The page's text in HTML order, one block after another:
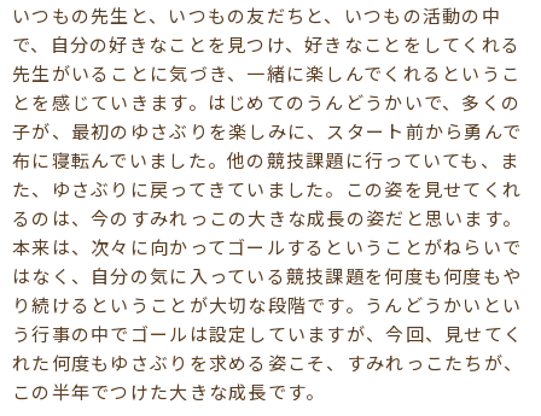
いつもの先生と、いつもの友だちと、いつもの活動の中
で、自分の好きなことを見つけ、好きなことをしてくれる
先生がいることに気づき、一緒に楽しんでくれるというこ
とを感じていきます。はじめてのうんどうかいで、多くの
子が、最初のゆさぶりを楽しみに、スタート前から勇んで
布に寝転んでいました。他の競技課題に行っていても、ま
た、ゆさぶりに戻ってきていました。この姿を見せてくれ
るのは、今のすみれっこの大きな成長の姿だと思います。
本来は、次々に向かってゴールするということがねらいで
はなく、自分の気に入っている競技課題を何度も何度もや
り続けるということが大切な段階です。うんどうかいとい
う行事の中でゴールは設定していますが、今回、見せてく
れた何度もゆさぶりを求める姿こそ、すみれっこたちが、
この半年でつけた大きな成長です。